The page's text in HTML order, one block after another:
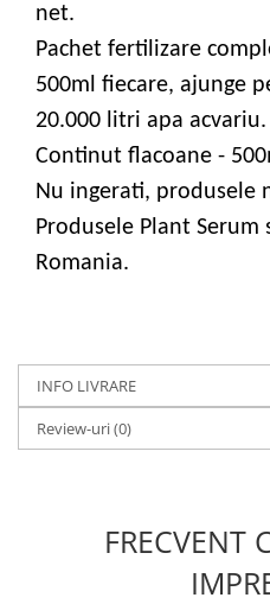
net.
Pachet fertilizare
500ml fiecare, ajunge
20.000 litri apa acvariu.
Continut flacoane -
Nu ingerati, produsele
Produsele Plant
Romania.
INFO LIVRARE
Review-uri(0)
FRECVENT